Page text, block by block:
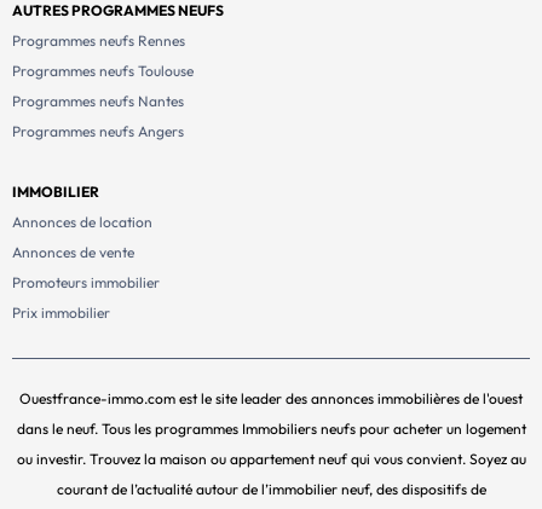
AUTRES PROGRAMMES NEUFS
Programmes neufs Rennes
Programmes neufs Toulouse
Programmes neufs Nantes
Programmes neufs Angers
IMMOBILIER
Annonces de location
Annonces de vente
Promoteurs immobilier
Prix immobilier
Ouestfrance-immo.com est le site leader des annonces immobilières de l'ouest
dans le neuf. Tous les programmes Immobiliers neufs pour acheter un logement
ou investir. Trouvez la maison ou appartement neuf qui vous convient. Soyez au
courant de l’actualité autour de l’immobilier neuf, des dispositifs de